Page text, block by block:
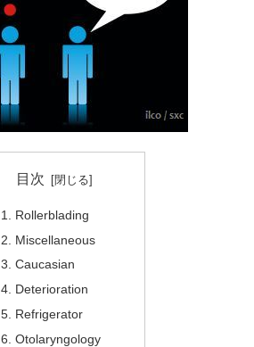
目次
1. Rollerblading
2. Miscellaneous
3. Caucasian
4. Deterioration
5. Refrigerator
6. Otolaryngology